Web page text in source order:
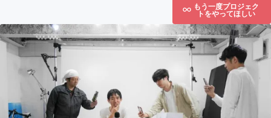
もう一度プロジェク
トをやってほしい